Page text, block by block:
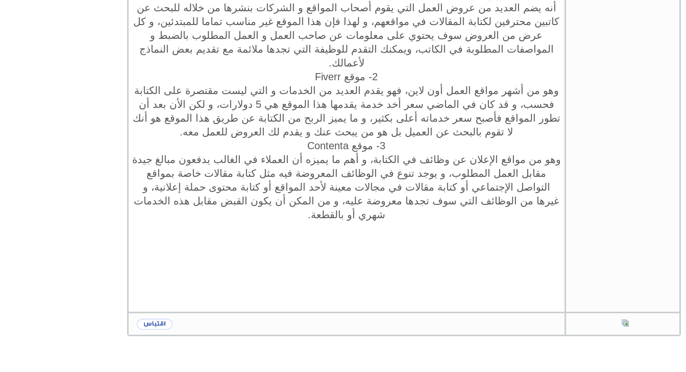
أنه يضم العديد من عروض العمل التي يقوم أصحاب المواقع و الشركات بنشرها من خلاله للبحث عن
كاتبين محترفين لكتابة المقالات في مواقعهم، و لهذا فإن هذا الموقع غير مناسب تماما للمبتدئين، و كل
عرض من العروض سوف يحتوي على معلومات عن صاحب العمل و العمل المطلوب بالضبط و
المواصفات المطلوبة في الكاتب، ويمكنك التقدم للوظيفة التي تجدها ملائمة مع تقديم بعض النماذج
لأعمالك.
2- موقع Fiverr
وهو من أشهر مواقع العمل أون لاين، فهو يقدم العديد من الخدمات و التي ليست مقتصرة على الكتابة
فحسب، و قد كان في الماضي سعر أخد خدمة يقدمها هذا الموقع هي 5 دولارات، و لكن الأن بعد أن
تطور المواقع فأصبح سعر خدماته أعلى بكثير، و ما يميز الربح من الكتابة عن طريق هذا الموقع هو أنك
لا تقوم بالبحث عن العميل بل هو من يبحث عنك و يقدم لك العروض للعمل معه.
3- موقع Contenta
وهو من مواقع الإعلان عن وظائف في الكتابة، و أهم ما يميزه أن العملاء في الغالب يدفعون مبالغ جيدة
مقابل العمل المطلوب، و يوجد تنوع في الوظائف المعروضة فيه مثل كتابة مقالات خاصة بمواقع
التواصل الإجتماعي أو كتابة مقالات في مجالات معينة لأحد المواقع أو كتابة محتوى حملة إعلانية، و
غيرها من الوظائف التي سوف تجدها معروضة عليه، و من المكن أن يكون القبض مقابل هذه الخدمات
شهري أو بالقطعة.